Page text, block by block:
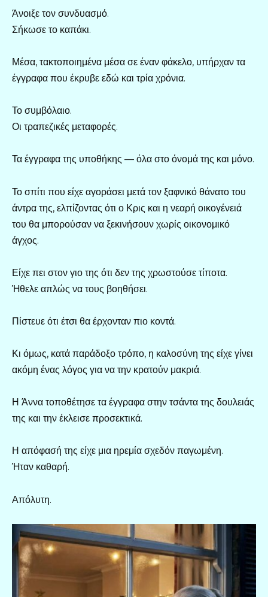
Άνοιξε τον συνδυασμό.
Σήκωσε το καπάκι.
Μέσα, τακτοποιημένα μέσα σε έναν φάκελο, υπήρχαν τα
έγγραφα που έκρυβε εδώ και τρία χρόνια.
Το συμβόλαιο.
Οι τραπεζικές μεταφορές.
Τα έγγραφα της υποθήκης — όλα στο όνομά της και μόνο.
Το σπίτι που είχε αγοράσει μετά τον ξαφνικό θάνατο του
άντρα της, ελπίζοντας ότι ο Κρις και η νεαρή οικογένειά
του θα μπορούσαν να ξεκινήσουν χωρίς οικονομικό
άγχος.
Είχε πει στον γιο της ότι δεν της χρωστούσε τίποτα.
Ήθελε απλώς να τους βοηθήσει.
Πίστευε ότι έτσι θα έρχονταν πιο κοντά.
Κι όμως, κατά παράδοξο τρόπο, η καλοσύνη της είχε γίνει
ακόμη ένας λόγος για να την κρατούν μακριά.
Η Άννα τοποθέτησε τα έγγραφα στην τσάντα της δουλειάς
της και την έκλεισε προσεκτικά.
Η απόφασή της είχε μια ηρεμία σχεδόν παγωμένη.
Ήταν καθαρή.
Απόλυτη.